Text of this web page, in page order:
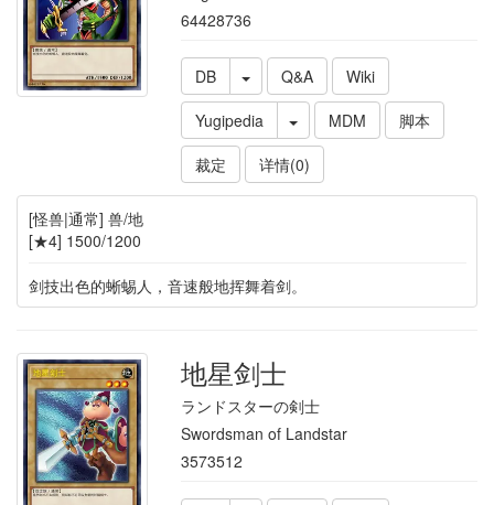
64428736
DB Q&A
Wiki
Yugipedia
MDM
脚本
裁定
详情(0)
[怪兽|通常] 兽/地
[★4] 1500/1200
剑技出色的蜥蜴人，音速般地挥舞着剑。
地星剑士
ランドスターの剣士
Swordsman of Landstar
3573512